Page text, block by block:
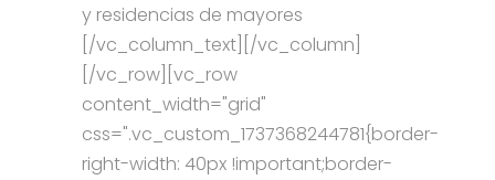
y residencias de mayores
[/vc_column_text][/vc_column]
[/vc_row][vc_row
content_width="grid"
css=".vc_custom_1737368244781{border-
right-width: 40px !important;border-